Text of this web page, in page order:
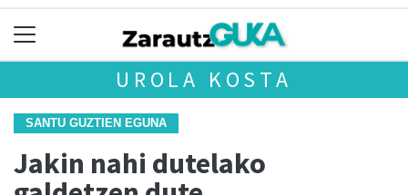
UROLA KOSTA
SANTU GUZTIEN EGUNA
Jakin nahi dutelako